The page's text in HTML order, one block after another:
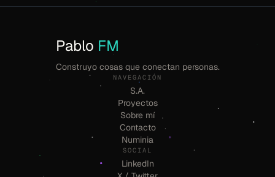
Pablo FM
Construyo cosas que conectan personas.
NAVEGACIÓN
S.A.
Proyectos
Sobre mí
Contacto
Numinia
SOCIAL
LinkedIn